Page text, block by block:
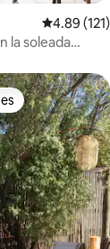
4.89 (121)
la soleada